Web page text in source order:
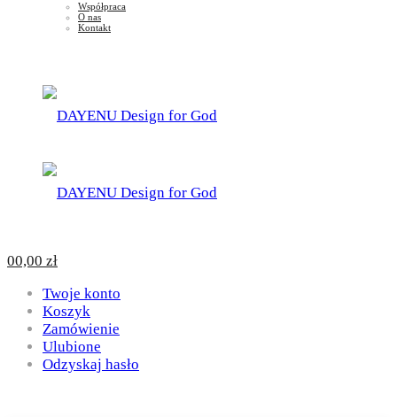
Współpraca
O nas
Kontakt
00,00 zł
Twoje konto
Koszyk
Zamówienie
Ulubione
Odzyskaj hasło